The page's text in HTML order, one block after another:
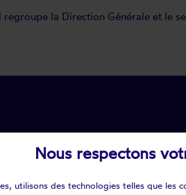
la Direction Générale et le
Nous respectons
utilisons des technologies telles que les